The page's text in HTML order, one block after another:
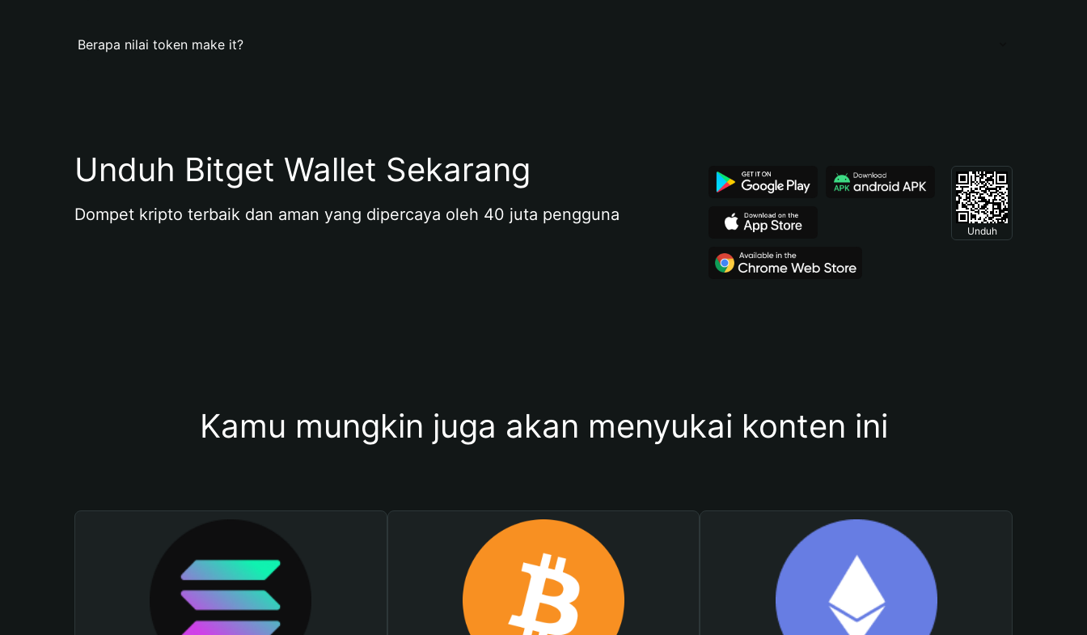
Berapa nilai token make it?
Unduh Bitget Wallet Sekarang
Dompet kripto terbaik dan aman yang dipercaya oleh 40 juta pengguna
Unduh
Kamu mungkin juga akan menyukai konten ini